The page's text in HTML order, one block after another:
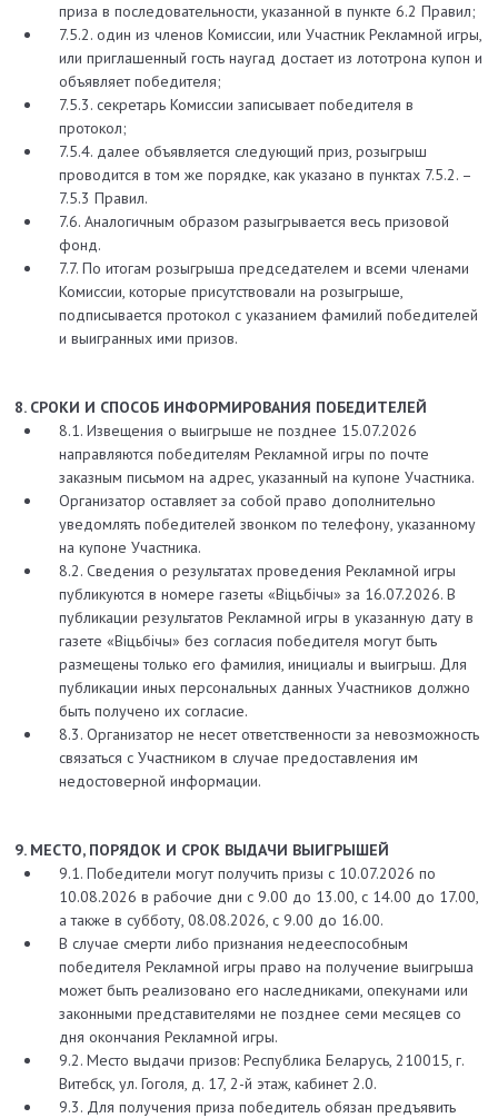
приза в последовательности, указанной в пункте 6.2 Правил;
7.5.2. один из членов Комиссии, или Участник Рекламной игры,
или приглашенный гость наугад достает из лототрона купон и
объявляет победителя;
7.5.3. секретарь Комиссии записывает победителя в
протокол;
7.5.4. далее объявляется следующий приз, розыгрыш
проводится в том же порядке, как указано в пунктах 7.5.2. –
7.5.3 Правил.
7.6. Аналогичным образом разыгрывается весь призовой
фонд.
7.7. По итогам розыгрыша председателем и всеми членами
Комиссии, которые присутствовали на розыгрыше,
подписывается протокол с указанием фамилий победителей
и выигранных ими призов.
8. СРОКИ И СПОСОБ ИНФОРМИРОВАНИЯ ПОБЕДИТЕЛЕЙ
8.1. Извещения о выигрыше не позднее 15.07.2026
направляются победителям Рекламной игры по почте
заказным письмом на адрес, указанный на купоне Участника.
Организатор оставляет за собой право дополнительно
уведомлять победителей звонком по телефону, указанному
на купоне Участника.
8.2. Сведения о результатах проведения Рекламной игры
публикуются в номере газеты «Вiцьбiчы» за 16.07.2026. В
публикации результатов Рекламной игры в указанную дату в
газете «Вiцьбiчы» без согласия победителя могут быть
размещены только его фамилия, инициалы и выигрыш. Для
публикации иных персональных данных Участников должно
быть получено их согласие.
8.3. Организатор не несет ответственности за невозможность
связаться с Участником в случае предоставления им
недостоверной информации.
9. МЕСТО, ПОРЯДОК И СРОК ВЫДАЧИ ВЫИГРЫШЕЙ
9.1. Победители могут получить призы с 10.07.2026 по
10.08.2026 в рабочие дни с 9.00 до 13.00, с 14.00 до 17.00,
а также в субботу, 08.08.2026, с 9.00 до 16.00.
В случае смерти либо признания недееспособным
победителя Рекламной игры право на получение выигрыша
может быть реализовано его наследниками, опекунами или
законными представителями не позднее семи месяцев со
дня окончания Рекламной игры.
9.2. Место выдачи призов: Республика Беларусь, 210015, г.
Витебск, ул. Гоголя, д. 17, 2-й этаж, кабинет 2.0.
9.3. Для получения приза победитель обязан предъявить